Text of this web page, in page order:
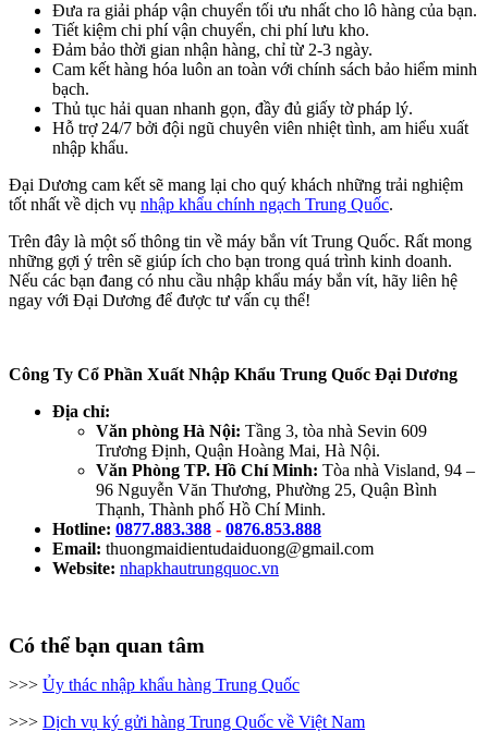
Đưa ra giải pháp vận chuyển tối ưu nhất cho lô hàng của bạn.
Tiết kiệm chi phí vận chuyển, chi phí lưu kho.
Đảm bảo thời gian nhận hàng, chỉ từ 2-3 ngày.
Cam kết hàng hóa luôn an toàn với chính sách bảo hiểm minh
bạch.
Thủ tục hải quan nhanh gọn, đầy đủ giấy tờ pháp lý.
Hỗ trợ 24/7 bởi đội ngũ chuyên viên nhiệt tình, am hiểu xuất
nhập khẩu.
Đại Dương cam kết sẽ mang lại cho quý khách những trải nghiệm
tốt nhất về dịch vụ nhập khẩu chính ngạch Trung Quốc.
Trên đây là một số thông tin về máy bắn vít Trung Quốc. Rất mong
những gợi ý trên sẽ giúp ích cho bạn trong quá trình kinh doanh.
Nếu các bạn đang có nhu cầu nhập khẩu máy bắn vít, hãy liên hệ
ngay với Đại Dương để được tư vấn cụ thể!
Công Ty Cổ Phần Xuất Nhập Khẩu Trung Quốc Đại Dương
Địa chỉ:
Văn phòng Hà Nội: Tầng 3, tòa nhà Sevin 609
Trương Định, Quận Hoàng Mai, Hà Nội.
Văn Phòng TP. Hồ Chí Minh: Tòa nhà Visland, 94 –
96 Nguyễn Văn Thương, Phường 25, Quận Bình
Thạnh, Thành phố Hồ Chí Minh.
Hotline: 0877.883.388 - 0876.853.888
Email: thuongmaidientudaiduong@gmail.com
Website: nhapkhautrungquoc.vn
Có thể bạn quan tâm
>>> Ủy thác nhập khẩu hàng Trung Quốc
>>> Dịch vụ ký gửi hàng Trung Quốc về Việt Nam